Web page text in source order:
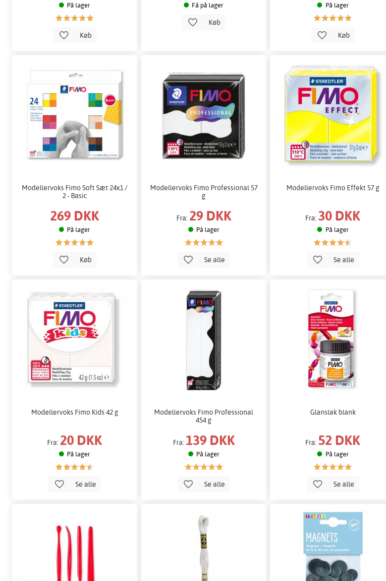
På lager
Køb
Få på lager
Køb
På lager
Køb
Modellervoks Fimo Soft Sæt 24x1 /
2 - Basic
269 DKK
På lager
Køb
Modellervoks Fimo Professional 57
g
Fra: 29 DKK
På lager
Se alle
Modellervoks Fimo Effekt 57 g
Fra: 30 DKK
På lager
Se alle
Modellervoks Fimo Kids 42 g
Fra: 20 DKK
På lager
Se alle
Modellervoks Fimo Professional
454 g
Fra: 139 DKK
På lager
Se alle
Glanslak blank
Fra: 52 DKK
På lager
Se alle